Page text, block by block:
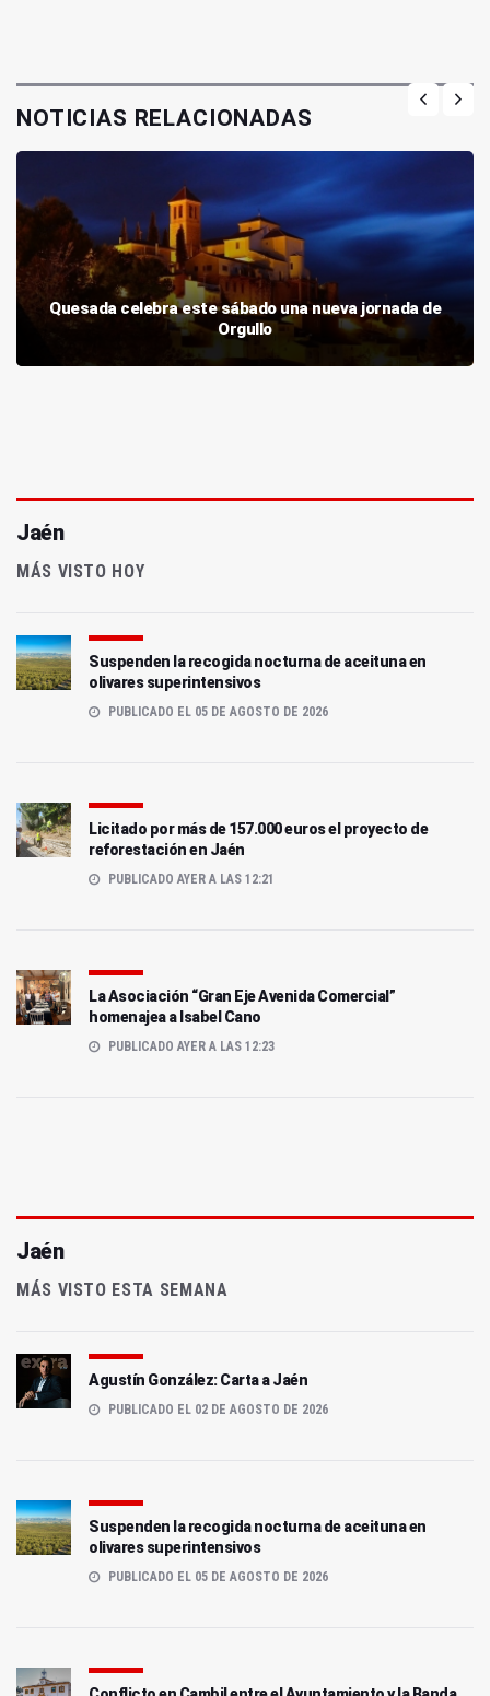
NOTICIAS RELACIONADAS
Quesada celebra este sábado una nueva jornada de
Orgullo
Jaén
MÁS VISTO HOY
Suspenden la recogida nocturna de aceituna en
olivares superintensivos
PUBLICADO EL 05 DE AGOSTO DE 2026
Licitado por más de 157.000 euros el proyecto de
reforestación en Jaén
PUBLICADO AYER A LAS 12:21
La Asociación “Gran Eje Avenida Comercial”
homenajea a Isabel Cano
PUBLICADO AYER A LAS 12:23
Jaén
MÁS VISTO ESTA SEMANA
Agustín González: Carta a Jaén
PUBLICADO EL 02 DE AGOSTO DE 2026
Suspenden la recogida nocturna de aceituna en
olivares superintensivos
PUBLICADO EL 05 DE AGOSTO DE 2026